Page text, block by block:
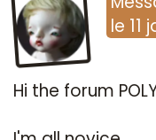
le 11
Hi the forum